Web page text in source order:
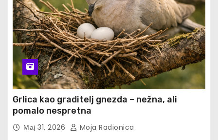
Grlica kao graditelj gnezda – nežna, ali
pomalo nespretna
Мај 31, 2026 Moja Radionica